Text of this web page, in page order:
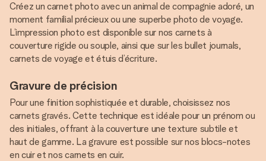
Créez un carnet photo avec un animal de compagnie adoré, un
moment familial précieux ou une superbe photo de voyage.
L’impression photo est disponible sur nos carnets à
couverture rigide ou souple, ainsi que sur les bullet journals,
carnets de voyage et étuis d’écriture.
Gravure de précision
Pour une finition sophistiquée et durable, choisissez nos
carnets gravés. Cette technique est idéale pour un prénom ou
des initiales, offrant à la couverture une texture subtile et
haut de gamme. La gravure est possible sur nos blocs-notes
en cuir et nos carnets en cuir.